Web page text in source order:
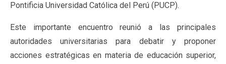
Pontificia Universidad Católica del Perú (PUCP).
Este importante encuentro reunió a las principales
autoridades universitarias para debatir y proponer
acciones estratégicas en materia de educación superior,